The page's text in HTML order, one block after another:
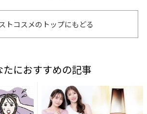
トコスメのトップにもどる
たにおすすめの記事